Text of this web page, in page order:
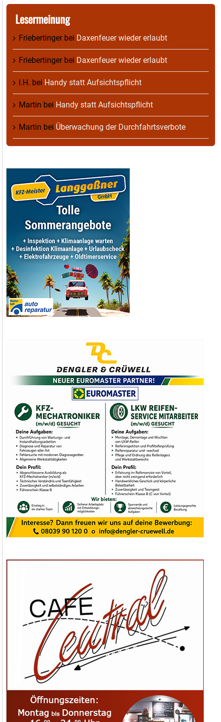
Lesermeinung
Friebertingerbei Daxenfeuer wieder erlaubt
Friebertingerbei Daxenfeuer wieder erlaubt
I.H. bei Handy statt Aufsichtspflicht
Martin bei Handy statt Aufsichtspflicht
Martin bei Überwachung der Durchfahrtsverbote